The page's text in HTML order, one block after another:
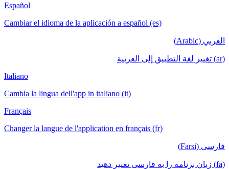
Español
Cambiar el idioma de la aplicación a español (es)
العربي (Arabic)
(ar) تغيير لغة التطبيق إلى العربية
Italiano
Cambia la lingua dell'app in italiano (it)
Français
Changer la langue de l'application en français (fr)
فارسی (Farsi)
(fa) زبان برنامه را به فارسی تغییر دهید